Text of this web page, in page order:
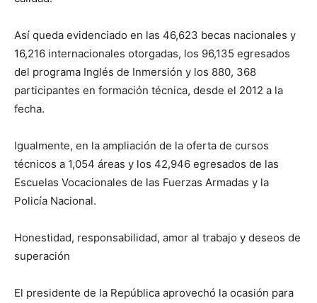
Así queda evidenciado en las 46,623 becas nacionales y
16,216 internacionales otorgadas, los 96,135 egresados
del programa Inglés de Inmersión y los 880, 368
participantes en formación técnica, desde el 2012 a la
fecha.
Igualmente, en la ampliación de la oferta de cursos
técnicos a 1,054 áreas y los 42,946 egresados de las
Escuelas Vocacionales de las Fuerzas Armadas y la
Policía Nacional.
Honestidad, responsabilidad, amor al trabajo y deseos de
superación
El presidente de la República aprovechó la ocasión para